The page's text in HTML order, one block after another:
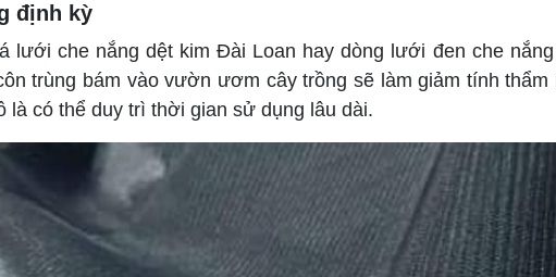
định kỳ
lưới che nắng dệt kim Đài Loan hay dòng lưới đen che
trùng bám vào vườn ươm cây trồng sẽ làm giảm tính
là có thể duy trì thời gian sử dụng lâu dài.